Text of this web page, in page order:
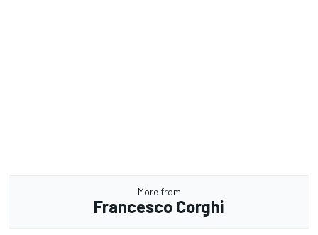
More from
Francesco Corghi